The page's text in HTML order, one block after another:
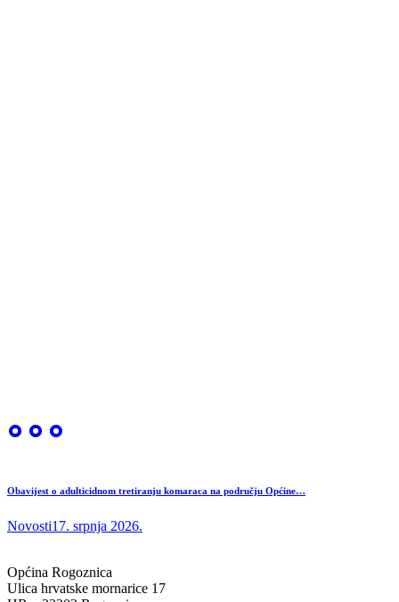
Obavijest o adulticidnom tretiranju komaraca na području Općine…
Novosti17. srpnja 2026.
Općina Rogoznica
Ulica hrvatske mornarice 17